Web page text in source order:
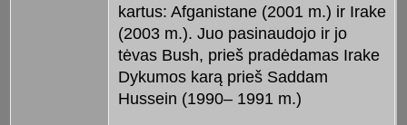
kartus: Afganistane (2001 m.) ir Irake
(2003 m.). Juo pasinaudojo ir jo
tėvas Bush, prieš pradėdamas Irake
Dykumos karą prieš Saddam
Hussein (1990– 1991 m.)